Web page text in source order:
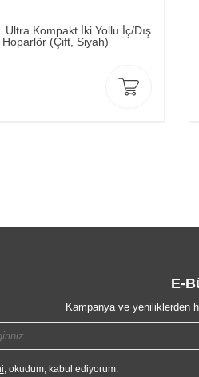
Kompakt İki Yollu İç/Dış
(Çift, Siyah)
E-
Kampanya ve yeniliklerden
, okudum, kabul ediyorum.